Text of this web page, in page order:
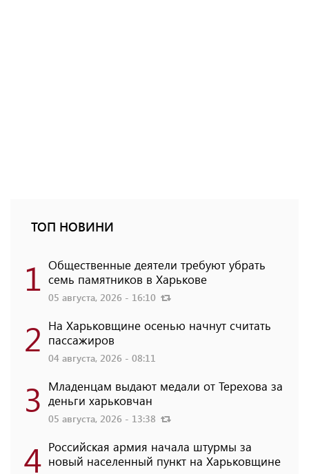
ТОП НОВИНИ
1 Общественные деятели требуют убрать
семь памятников в Харькове
05 августа, 2026 - 16:10
2 На Харьковщине осенью начнут считать
пассажиров
04 августа, 2026 - 08:11
3 Младенцам выдают медали от Терехова за
деньги харьковчан
05 августа, 2026 - 13:38
4 Российская армия начала штурмы за
новый населенный пункт на Харьковщине